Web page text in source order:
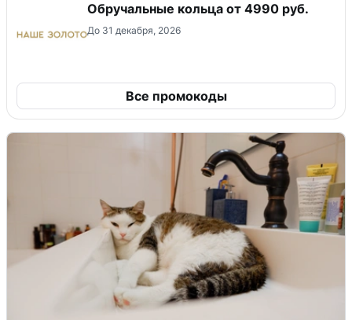
Обручальные кольца от 4990 руб.
До 31 декабря, 2026
Все промокоды